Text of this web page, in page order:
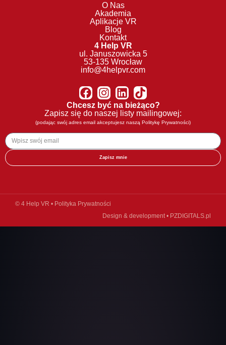
O Nas
Akademia
Aplikacje VR
Blog
Kontakt
4 Help VR
ul. Januszowicka 5
53-135 Wrocław
info@4helpvr.com
Chcesz być na bieżąco?
Zapisz się do naszej listy mailingowej:
(podając swój adres email akceptujesz naszą Politykę Prywatności)
Zapisz mnie
© 4 Help VR • Polityka Prywatności
Design & development • PZDIGITALS.pl